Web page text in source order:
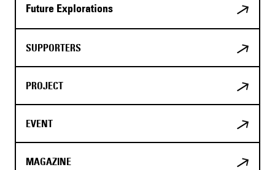
Future Explorations
SUPPORTERS
PROJECT
EVENT
MAGAZINE